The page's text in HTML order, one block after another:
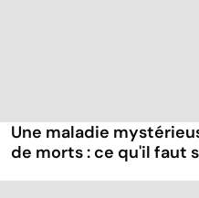
Une maladie
de morts : ce qu'il faut